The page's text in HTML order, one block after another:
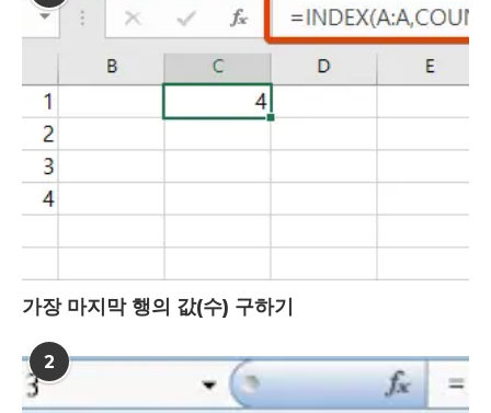
가장 마지막 행의 값(수) 구하기
2